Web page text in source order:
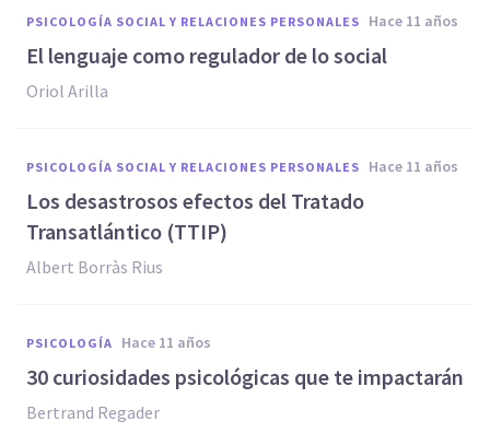
PSICOLOGÍA SOCIAL Y RELACIONES PERSONALES hace 11 años
El lenguaje como regulador de lo social
Oriol Arilla
PSICOLOGÍA SOCIAL Y RELACIONES PERSONALES hace 11 años
Los desastrosos efectos del Tratado
Transatlántico (TTIP)
Albert Borràs Rius
PSICOLOGÍA hace 11 años
30 curiosidades psicológicas que te impactarán
Bertrand Regader